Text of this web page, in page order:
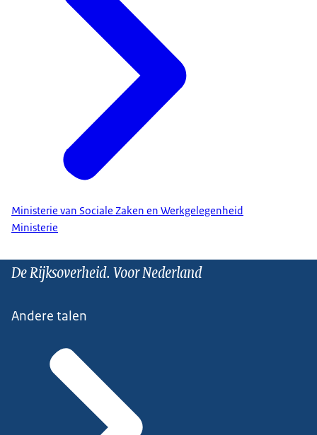
Ministerie van Sociale Zaken en Werkgelegenheid
Ministerie
De Rijksoverheid. Voor Nederland
Andere talen